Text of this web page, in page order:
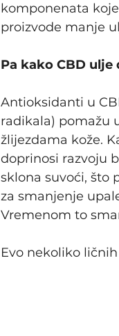
komponenata
proizvode manje
Pa kako CBD
Antioksidanti u
radikala) pomažu
žlijezdama kože.
doprinosi razvoju
sklona suvoći, što
za smanjenje
Vremenom to
Evo nekoliko